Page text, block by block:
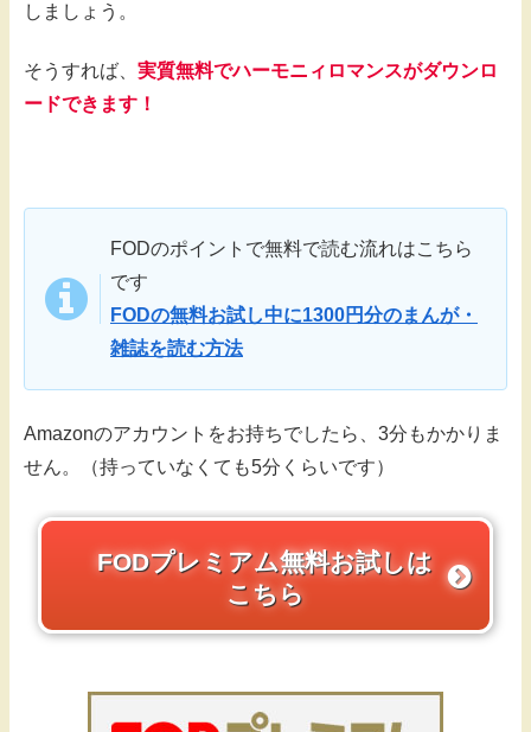
しましょう。
そうすれば、 実質無料でハーモニィロマンスがダウンロ
ードできます！
FODのポイントで無料で読む流れはこちら
です
FODの無料お試し中に1300円分のまんが・
雑誌を読む方法
Amazonのアカウントをお持ちでしたら、3分もかかりま
せん。（持っていなくても5分くらいです）
FODプレミアム無料お試しは
こちら